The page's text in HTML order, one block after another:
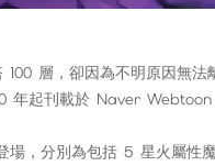
層，卻因為不明原因無法
起刊載於 Naver Webtoon
，分別為包括 5 星火屬性